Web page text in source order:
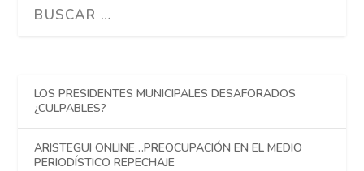
LOS PRESIDENTES MUNICIPALES DESAFORADOS
¿CULPABLES?
ARISTEGUI ONLINE…PREOCUPACIÓN EN EL MEDIO
PERIODÍSTICO REPECHAJE